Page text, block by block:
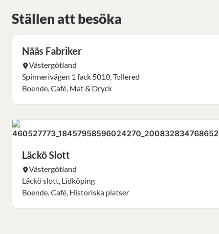
Ställen att besöka
Nääs Fabriker
Västergötland
Spinnerivägen 1 fack 5010, Tollered
Boende, Café, Mat & Dryck
Läckö Slott
Västergötland
Läckö slott, Lidköping
Boende, Café, Historiska platser